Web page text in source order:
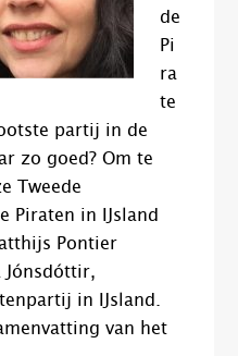
de
Pi
ra
te
partij in de
zo goed? Om te
Tweede
Piraten in IJsland
Pontier
in IJsland.
van het